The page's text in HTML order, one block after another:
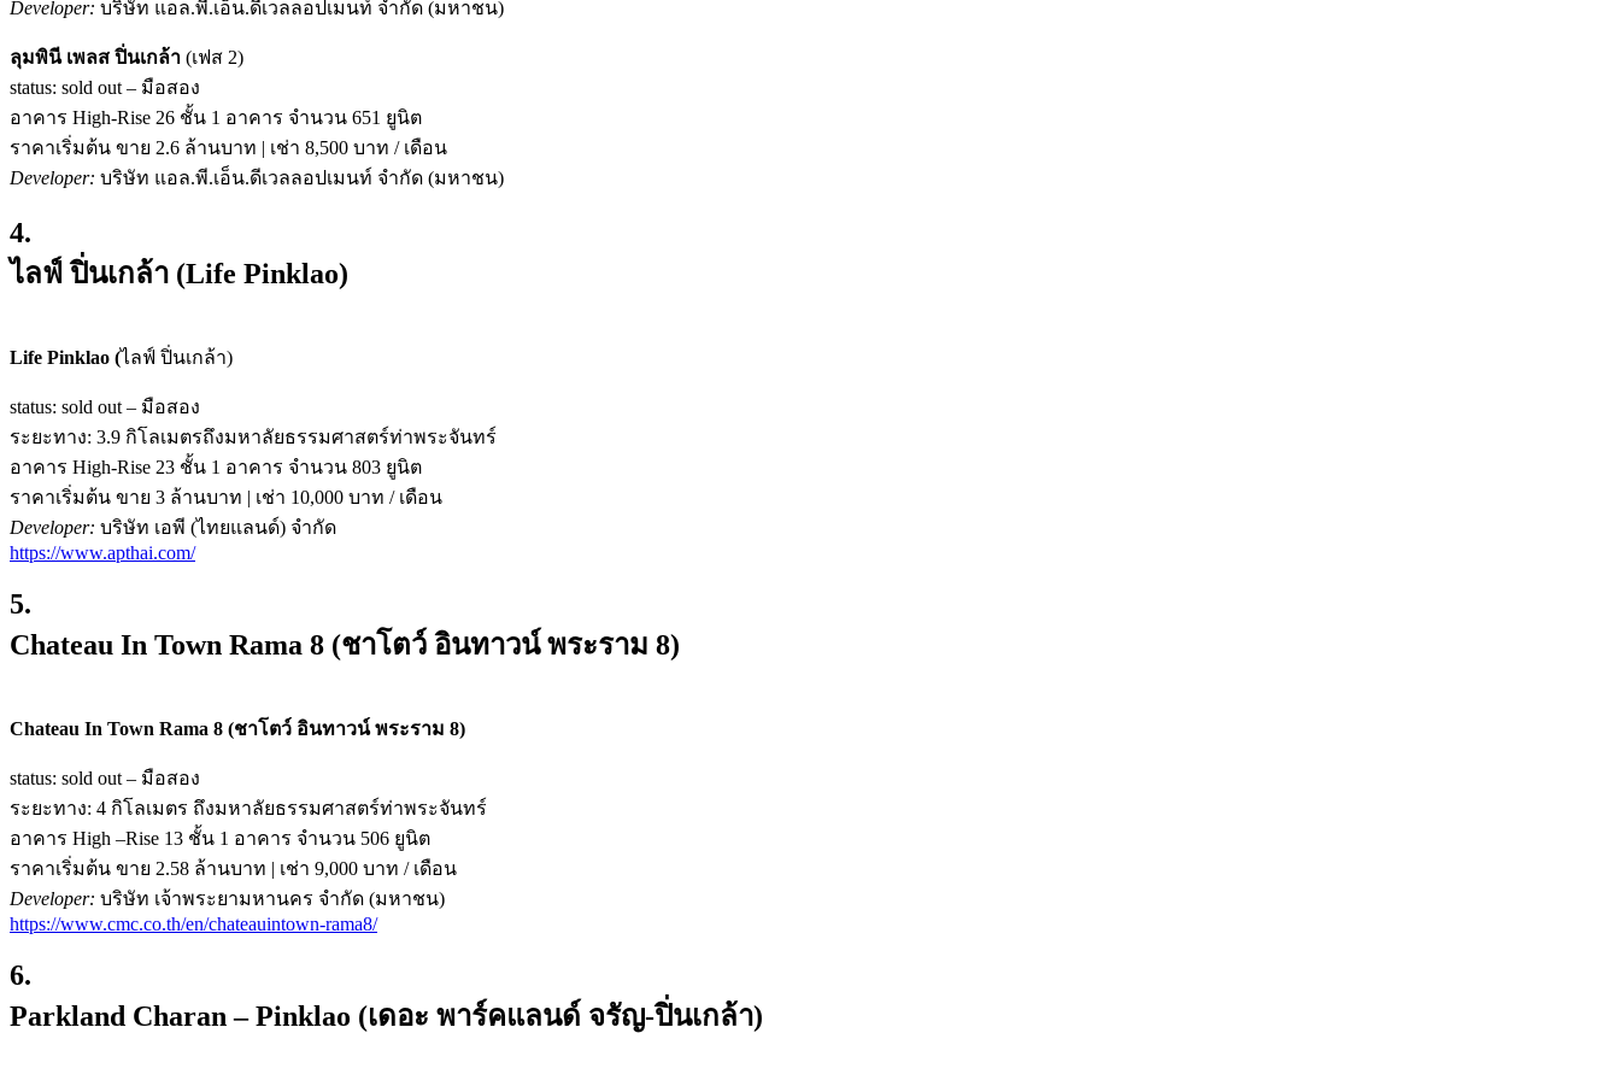
Developer: บริษัท แอล.พี.เอ็น.ดีเวลลอปเมนท์ จำกัด (มหาชน)
ลุมพินี เพลส ปิ่นเกล้า (เฟส 2)
status: sold out – มือสอง
อาคาร High-Rise 26 ชั้น 1 อาคาร จำนวน 651 ยูนิต
ราคาเริ่มต้น ขาย 2.6 ล้านบาท | เช่า 8,500 บาท / เดือน
Developer: บริษัท แอล.พี.เอ็น.ดีเวลลอปเมนท์ จำกัด (มหาชน)
4.
ไลฟ์ ปิ่นเกล้า (Life Pinklao)
Life Pinklao (ไลฟ์ ปิ่นเกล้า)
status: sold out – มือสอง
ระยะทาง: 3.9 กิโลเมตรถึงมหาลัยธรรมศาสตร์ท่าพระจันทร์
อาคาร High-Rise 23 ชั้น 1 อาคาร จำนวน 803 ยูนิต
ราคาเริ่มต้น ขาย 3 ล้านบาท | เช่า 10,000 บาท / เดือน
Developer: บริษัท เอพี (ไทยแลนด์) จำกัด
https://www.apthai.com/
5.
Chateau In Town Rama 8 (ชาโตว์ อินทาวน์ พระราม 8)
Chateau In Town Rama 8 (ชาโตว์ อินทาวน์ พระราม 8)
status: sold out – มือสอง
ระยะทาง: 4 กิโลเมตร ถึงมหาลัยธรรมศาสตร์ท่าพระจันทร์
อาคาร High –Rise 13 ชั้น 1 อาคาร จำนวน 506 ยูนิต
ราคาเริ่มต้น ขาย 2.58 ล้านบาท | เช่า 9,000 บาท / เดือน
Developer: บริษัท เจ้าพระยามหานคร จำกัด (มหาชน)
https://www.cmc.co.th/en/chateauintown-rama8/
6.
Parkland Charan – Pinklao (เดอะ พาร์คแลนด์ จรัญ-ปิ่นเกล้า)